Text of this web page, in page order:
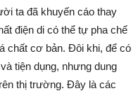
ta đã khuyến cáo thay
điện di có thể tự pha chế
chất cơ bản. Đôi khi, để có
tiện dụng, nhưng dung
thị trường. Đây là các